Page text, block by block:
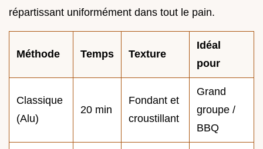
répartissant uniformément dans tout le pain.
Méthode Temps Texture
Idéal
pour
Classique
(Alu)
20 min
Fondant et
croustillant
Grand
groupe /
BBQ